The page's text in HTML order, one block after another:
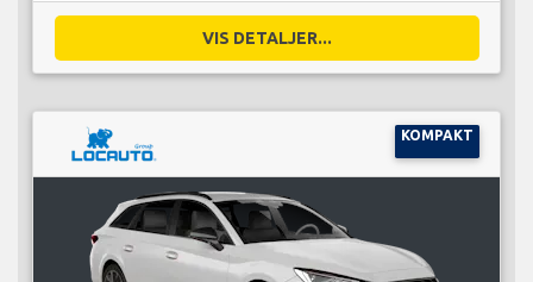
VIS DETALJER...
KOMPAKT